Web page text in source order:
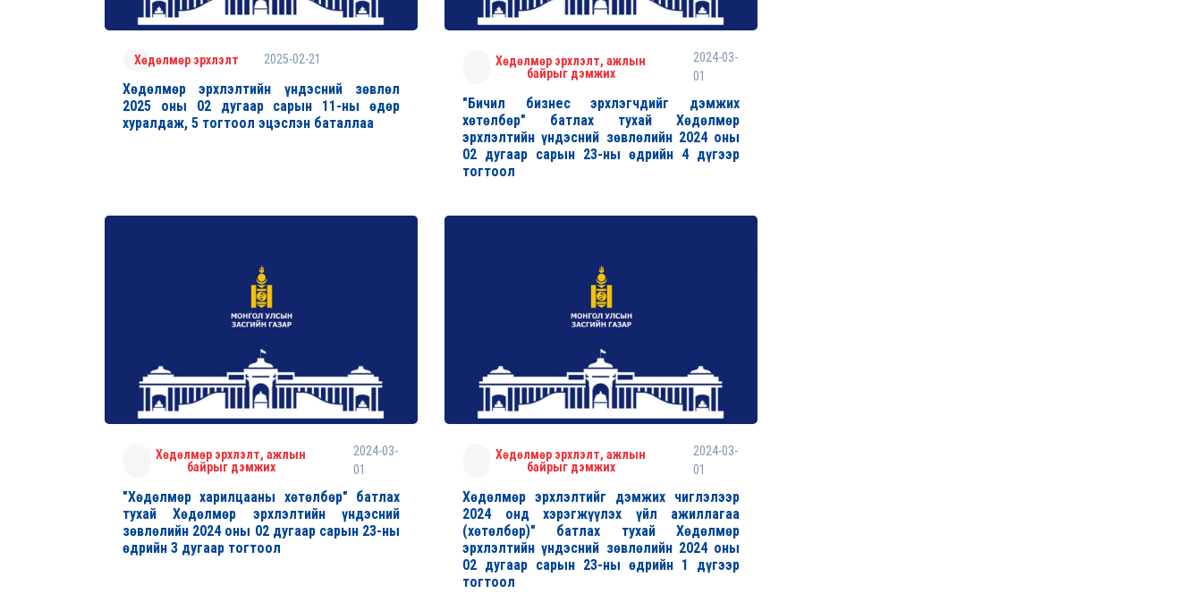
Хөдөлмөр эрхлэлт 2025-02-21
Хөдөлмөр эрхлэлтийн үндэсний зөвлөл
2025 оны 02 дугаар сарын 11-ны өдөр
хуралдаж, 5 тогтоол эцэслэн баталлаа
Хөдөлмөр эрхлэлт, ажлын
байрыг дэмжих
2024-03-
01
"Бичил бизнес эрхлэгчдийг дэмжих
хөтөлбөр" батлах тухай Хөдөлмөр
эрхлэлтийн үндэсний зөвлөлийн 2024 оны
02 дугаар сарын 23-ны өдрийн 4 дүгээр
тогтоол
Хөдөлмөр эрхлэлт, ажлын
байрыг дэмжих
2024-03-
01
"Хөдөлмөр харилцааны хөтөлбөр" батлах
тухай Хөдөлмөр эрхлэлтийн үндэсний
зөвлөлийн 2024 оны 02 дугаар сарын 23-ны
өдрийн 3 дугаар тогтоол
Хөдөлмөр эрхлэлт, ажлын
байрыг дэмжих
2024-03-
01
Хөдөлмөр эрхлэлтийг дэмжих чиглэлээр
2024 онд хэрэгжүүлэх үйл ажиллагаа
(хөтөлбөр)" батлах тухай Хөдөлмөр
эрхлэлтийн үндэсний зөвлөлийн 2024 оны
02 дугаар сарын 23-ны өдрийн 1 дүгээр
тогтоол